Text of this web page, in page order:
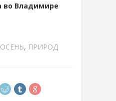
во Владимире
ОСЕНЬ, ПРИРОД